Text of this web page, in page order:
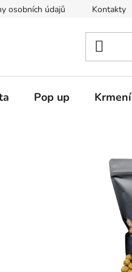
osobních údajů Kontakty
Pop up Krmení